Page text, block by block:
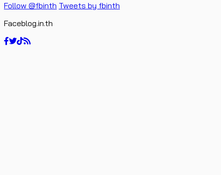
Follow @fbinth Tweets by fbinth
Faceblog.in.th